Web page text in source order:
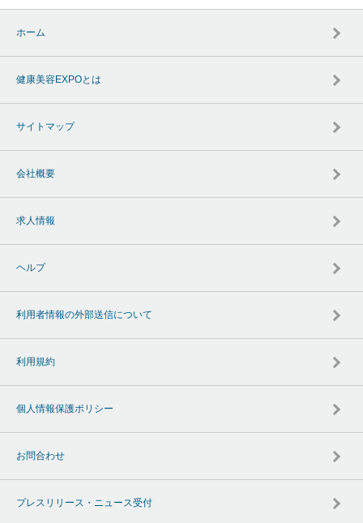
ホーム
健康美容EXPOとは
サイトマップ
会社概要
求人情報
ヘルプ
利用者情報の外部送信について
利用規約
個人情報保護ポリシー
お問合わせ
プレスリリース・ニュース受付